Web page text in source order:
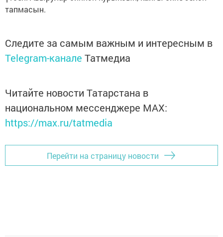
тапмасын.
Следите за самым важным и интересным в
Telegram-канале Татмедиа
Читайте новости Татарстана в
национальном мессенджере MАХ:
https://max.ru/tatmedia
Перейти на страницу новости